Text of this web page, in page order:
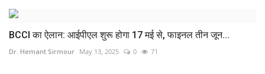
BCCI का ऐलान: आईपीएल शुरू होगा 17 मई से, फाइनल तीन जून...
Dr. Hemant Sirmour May 13, 2025 0 71